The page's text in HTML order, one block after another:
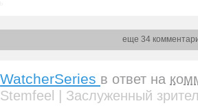
еще 34
WatcherSeries в ответ на
Stemfeel | Заслуженный